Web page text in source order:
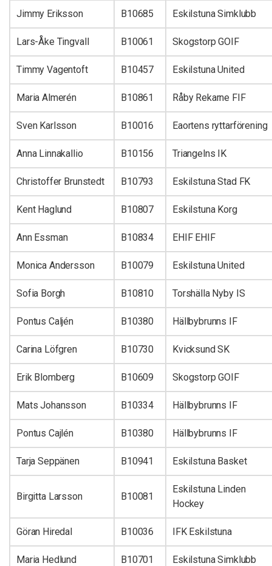
Jimmy Eriksson B10685 Eskilstuna Simklubb
Lars-Åke Tingvall B10061 Skogstorp GOIF
Timmy Vagentoft B10457 Eskilstuna United
Maria Almerén B10861 Råby Rekarne FIF
Sven Karlsson B10016 Eaortens ryttarförening
Anna Linnakallio B10156 Triangelns IK
Christoffer Brunstedt B10793 Eskilstuna Stad FK
Kent Haglund B10807 Eskilstuna Korg
Ann Essman B10834 EHIF EHIF
Monica Andersson B10079 Eskilstuna United
Sofia Borgh B10810 Torshälla Nyby IS
Pontus Caljén B10380 Hällbybrunns IF
Carina Löfgren B10730 Kvicksund SK
Erik Blomberg B10609 Skogstorp GOIF
Mats Johansson B10334 Hällbybrunns IF
Pontus Cajlén B10380 Hällbybrunns IF
Tarja Seppänen B10941 Eskilstuna Basket
Birgitta Larsson B10081
Eskilstuna Linden
Hockey
Göran Hiredal B10036 IFK Eskilstuna
Maria Hedlund B10701 Eskilstuna Simklubb